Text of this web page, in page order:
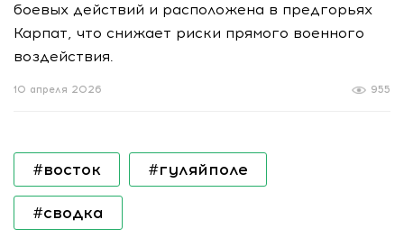
боевых действий и расположена в предгорьях
Карпат, что снижает риски прямого военного
воздействия.
955
10 апреля 2026
#восток #гуляйполе
#сводка